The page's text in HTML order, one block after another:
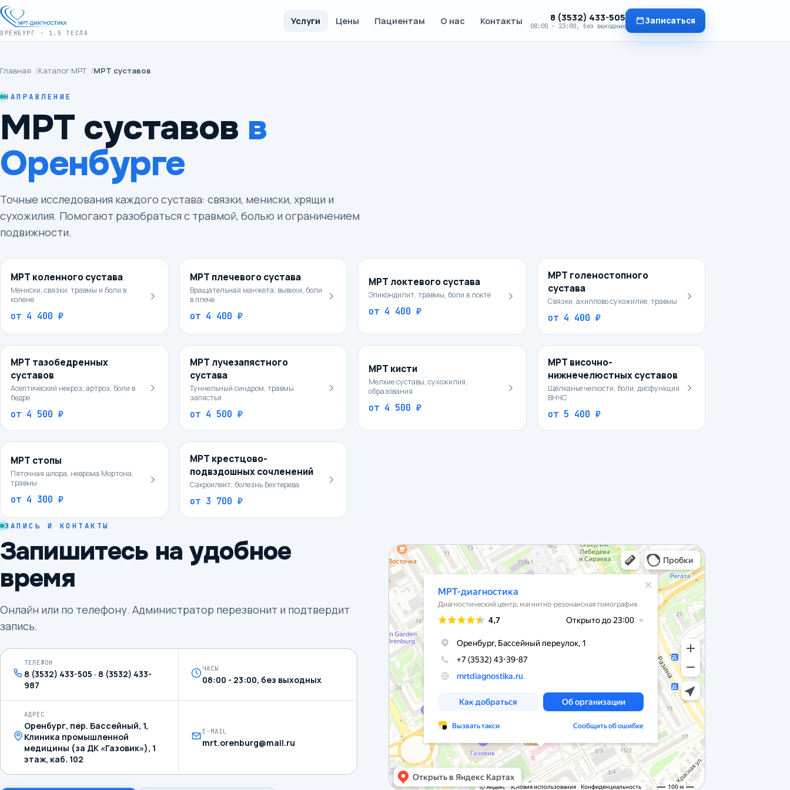
ОРЕНБУРГ · 1.5 ТЕСЛА
Услуги Цены Пациентам О нас Контакты 8 (3532) 433-505
08:00 - 23:00, без выходных Записаться
Главная /Каталог МРТ /МРТ суставов
НАПРАВЛЕНИЕ
МРТ суставов в
Оренбурге
Точные исследования каждого сустава: связки, мениски, хрящи и
сухожилия. Помогают разобраться с травмой, болью и ограничением
подвижности.
МРТ коленного сустава
Мениски, связки, травмы и боли в
колене
от 4 400 ₽
МРТ плечевого сустава
Вращательная манжета, вывихи, боли
в плече
от 4 400 ₽
МРТ локтевого сустава
Эпикондилит, травмы, боли в локте
от 4 400 ₽
МРТ голеностопного
сустава
Связки, ахиллово сухожилие, травмы
от 4 400 ₽
МРТ тазобедренных
суставов
Асептический некроз, артроз, боли в
бедре
от 4 500 ₽
МРТ лучезапястного
сустава
Туннельный синдром, травмы
запястья
от 4 500 ₽
МРТ кисти
Мелкие суставы, сухожилия,
образования
от 4 500 ₽
МРТ височно-
нижнечелюстных суставов
Щёлканье челюсти, боли, дисфункция
ВНЧС
от 5 400 ₽
МРТ стопы
Пяточная шпора, неврома Мортона,
травмы
от 4 300 ₽
МРТ крестцово-
подвздошных сочленений
Сакроилеит, болезнь Бехтерева
от 3 700 ₽
ЗАПИСЬ И КОНТАКТЫ
Запишитесь на удобное
время
Онлайн или по телефону. Администратор перезвонит и подтвердит
запись.
ТЕЛЕФОН
8 (3532) 433-505 · 8 (3532) 433-
987
ЧАСЫ
08:00 - 23:00, без выходных
АДРЕС
Оренбург, пер. Бассейный, 1,
Клиника промышленной
медицины (за ДК «Газовик»), 1
этаж, каб. 102
E-MAIL
mrt.orenburg@mail.ru